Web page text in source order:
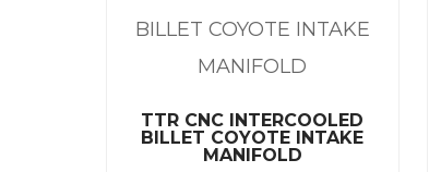
TTR CNC INTERCOOLED
BILLET COYOTE INTAKE
MANIFOLD